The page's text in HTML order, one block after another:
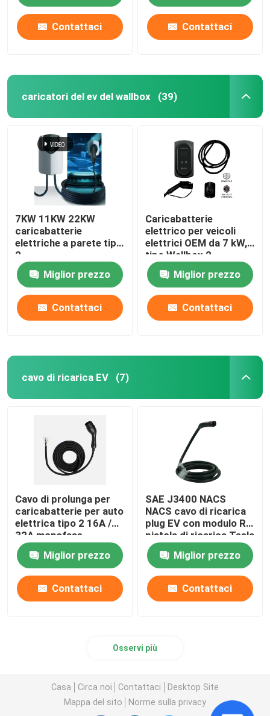
Contattaci Contattaci
caricatori del ev del wallbox (39)
7KW 11KW 22KW
caricabatterie
elettriche a parete tipo
2
Miglior prezzo
Contattaci
Caricabatterie
elettrico per veicoli
elettrici OEM da 7 kW,
tipo Wallbox 2,
caricatore domestico
per veicoli elettrici,
livello 2
Miglior prezzo
Contattaci
cavo di ricarica EV (7)
Cavo di prolunga per
caricabatterie per auto
elettrica tipo 2 16A /
32A monofase
Miglior prezzo
Contattaci
SAE J3400 NACS
NACS cavo di ricarica
plug EV con modulo RF
pistola di ricarica Tesla
EV
Miglior prezzo
Contattaci
Osservi più
Casa Circa noi Contattaci
Desktop Site
Mappa del sito
Norme sulla privacy